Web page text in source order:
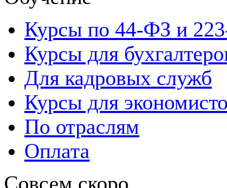
Курсы по 44-ФЗ и
Курсы для
Для кадровых служб
Курсы для
По отраслям
Оплата